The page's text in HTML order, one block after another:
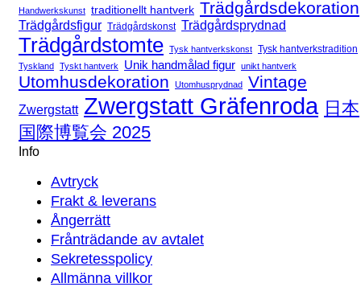
Handwerkskunst traditionellt hantverk Trädgårdsdekoration
Trädgårdsfigur Trädgårdskonst Trädgårdsprydnad
Trädgårdstomte Tysk hantverkskonst Tysk hantverkstradition
Tyskland Tyskt hantverk Unik handmålad figur unikt hantverk
Utomhusdekoration Utomhusprydnad Vintage
Zwergstatt Zwergstatt Gräfenroda 日本
国際博覧会 2025
Info
Avtryck
Frakt & leverans
Ångerrätt
Frånträdande av avtalet
Sekretesspolicy
Allmänna villkor